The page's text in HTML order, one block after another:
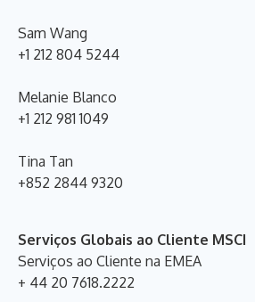
Sam Wang
+1 212 804 5244
Melanie Blanco
+1 212 981 1049
Tina Tan
+852 2844 9320
Serviços Globais ao Cliente MSCI
Serviços ao Cliente na EMEA
+ 44 20 7618.2222